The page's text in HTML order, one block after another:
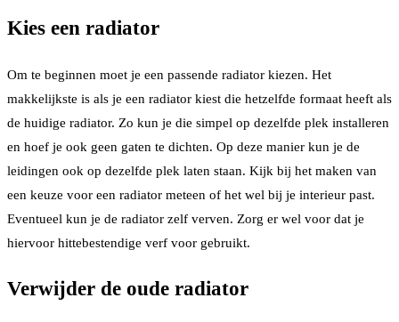
Kies een radiator
Om te beginnen moet je een passende radiator kiezen. Het
makkelijkste is als je een radiator kiest die hetzelfde formaat heeft als
de huidige radiator. Zo kun je die simpel op dezelfde plek installeren
en hoef je ook geen gaten te dichten. Op deze manier kun je de
leidingen ook op dezelfde plek laten staan. Kijk bij het maken van
een keuze voor een radiator meteen of het wel bij je interieur past.
Eventueel kun je de radiator zelf verven. Zorg er wel voor dat je
hiervoor hittebestendige verf voor gebruikt.
Verwijder de oude radiator